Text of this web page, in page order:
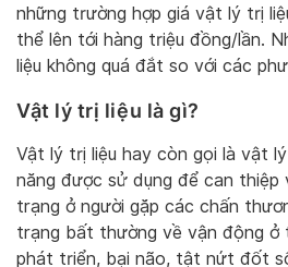
những trường hợp giá vật lý trị
thể lên tới hàng triệu đồng/lần.
liệu không quá đắt so với các
Vật lý trị liệu là gì?
Vật lý trị liệu hay còn gọi là vật
năng được sử dụng để can
trạng ở người gặp các chấn
trạng bất thường về vận động ở
phát triển, bại não, tật nứt đốt